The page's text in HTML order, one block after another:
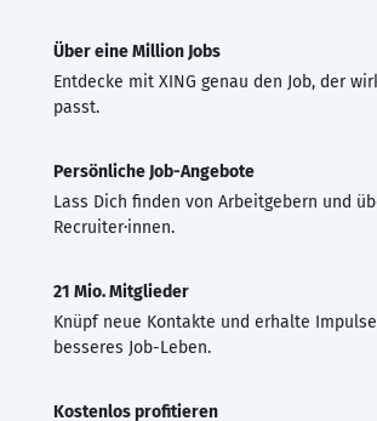
Über eine Million Jobs
Entdecke mit XING genau den Job, der
passt.
Persönliche Job-Angebote
Lass Dich finden von Arbeitgebern und
Recruiter·innen.
21 Mio. Mitglieder
Knüpf neue Kontakte und erhalte
besseres Job-Leben.
Kostenlos profitieren